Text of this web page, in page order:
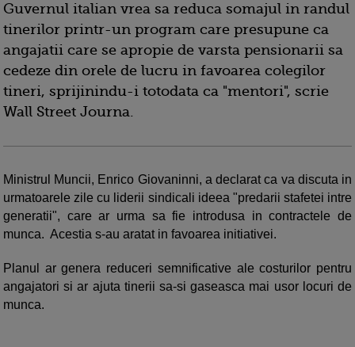
Guvernul italian vrea sa reduca somajul in randul
tinerilor printr-un program care presupune ca
angajatii care se apropie de varsta pensionarii sa
cedeze din orele de lucru in favoarea colegilor
tineri, sprijinindu-i totodata ca "mentori", scrie
Wall Street Journa.
Ministrul Muncii, Enrico Giovaninni, a declarat ca va discuta in
urmatoarele zile cu liderii sindicali ideea "predarii stafetei intre
generatii", care ar urma sa fie introdusa in contractele de
munca. Acestia s-au aratat in favoarea initiativei.
Planul ar genera reduceri semnificative ale costurilor pentru
angajatori si ar ajuta tinerii sa-si gaseasca mai usor locuri de
munca.